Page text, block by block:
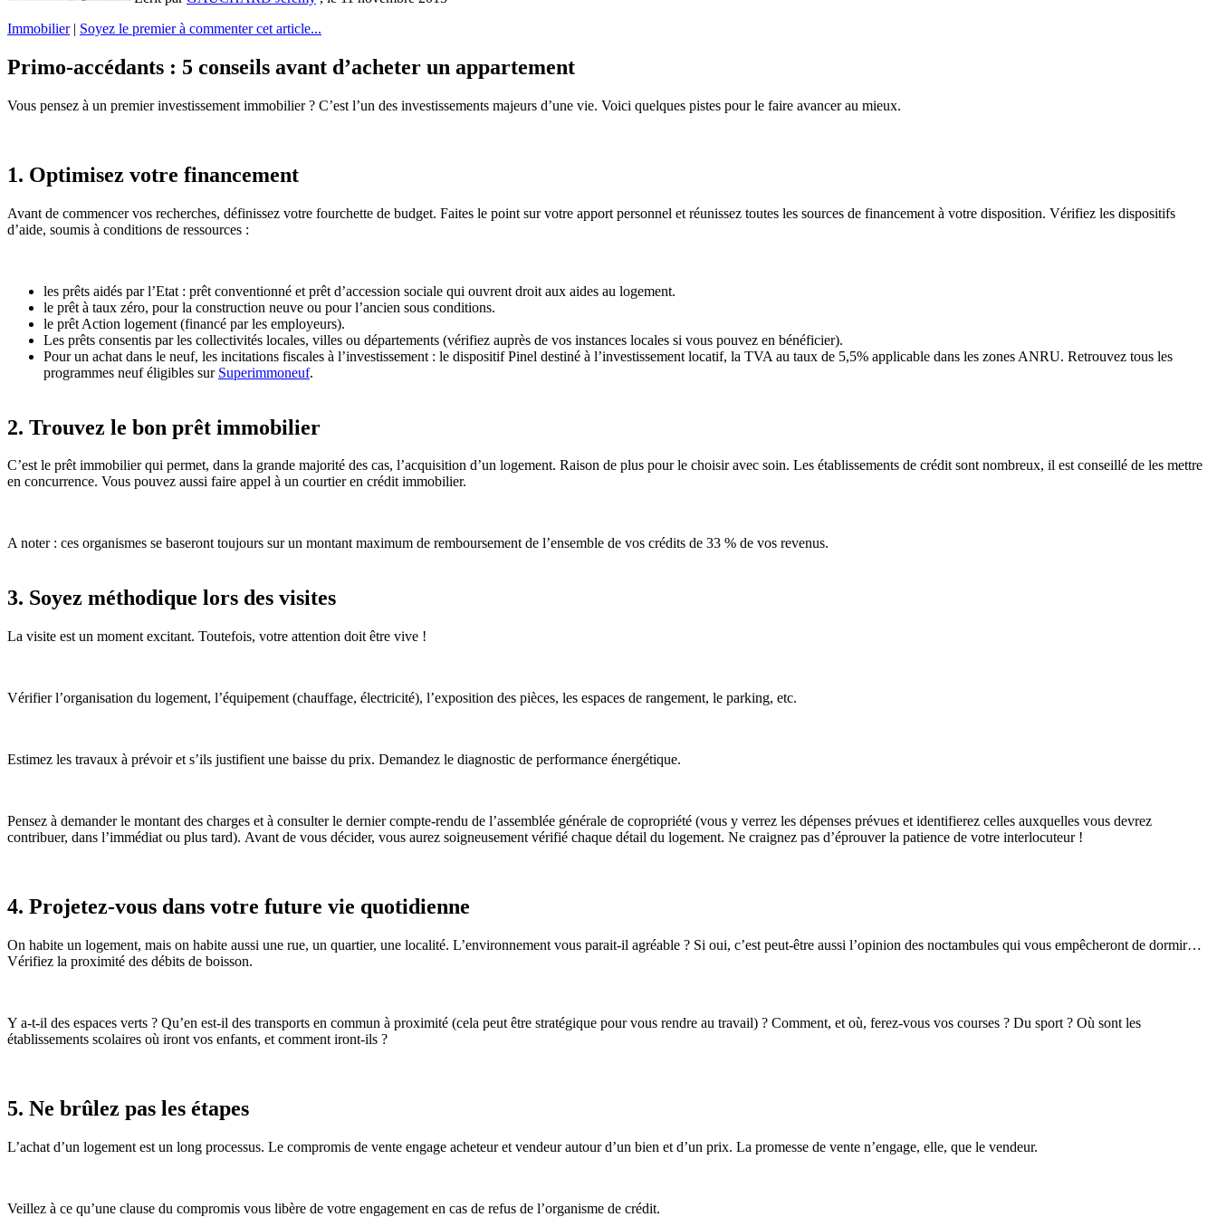
Immobilier| Soyez le premier à commenter cet article...
Primo-accédants : 5 conseils avant d’acheter un appartement
Vous pensez à un premier investissement immobilier ? C’est l’un des investissements majeurs d’une vie. Voici quelques pistes pour le faire avancer au mieux.
1. Optimisez votre financement
Avant de commencer vos recherches, définissez votre fourchette de budget. Faites le point sur votre apport personnel et réunissez toutes les sources de financement à votre disposition. Vérifiez les dispositifs
d’aide, soumis à conditions de ressources :
les prêts aidés par l’Etat : prêt conventionné et prêt d’accession sociale qui ouvrent droit aux aides au logement.
le prêt à taux zéro, pour la construction neuve ou pour l’ancien sous conditions.
le prêt Action logement (financé par les employeurs).
Les prêts consentis par les collectivités locales, villes ou départements (vérifiez auprès de vos instances locales si vous pouvez en bénéficier).
Pour un achat dans le neuf, les incitations fiscales à l’investissement : le dispositif Pinel destiné à l’investissement locatif, la TVA au taux de 5,5% applicable dans les zones ANRU. Retrouvez tous les
programmes neuf éligibles sur Superimmoneuf.
2. Trouvez le bon prêt immobilier
C’est le prêt immobilier qui permet, dans la grande majorité des cas, l’acquisition d’un logement. Raison de plus pour le choisir avec soin. Les établissements de crédit sont nombreux, il est conseillé de les mettre
en concurrence. Vous pouvez aussi faire appel à un courtier en crédit immobilier.
A noter : ces organismes se baseront toujours sur un montant maximum de remboursement de l’ensemble de vos crédits de 33 % de vos revenus.
3. Soyez méthodique lors des visites
La visite est un moment excitant. Toutefois, votre attention doit être vive !
Vérifier l’organisation du logement, l’équipement (chauffage, électricité), l’exposition des pièces, les espaces de rangement, le parking, etc.
Estimez les travaux à prévoir et s’ils justifient une baisse du prix. Demandez le diagnostic de performance énergétique.
Pensez à demander le montant des charges et à consulter le dernier compte-rendu de l’assemblée générale de copropriété (vous y verrez les dépenses prévues et identifierez celles auxquelles vous devrez
contribuer, dans l’immédiat ou plus tard). Avant de vous décider, vous aurez soigneusement vérifié chaque détail du logement. Ne craignez pas d’éprouver la patience de votre interlocuteur !
4. Projetez-vous dans votre future vie quotidienne
On habite un logement, mais on habite aussi une rue, un quartier, une localité. L’environnement vous parait-il agréable ? Si oui, c’est peut-être aussi l’opinion des noctambules qui vous empêcheront de dormir…
Vérifiez la proximité des débits de boisson.
Y a-t-il des espaces verts ? Qu’en est-il des transports en commun à proximité (cela peut être stratégique pour vous rendre au travail) ? Comment, et où, ferez-vous vos courses ? Du sport ? Où sont les
établissements scolaires où iront vos enfants, et comment iront-ils ?
5. Ne brûlez pas les étapes
L’achat d’un logement est un long processus. Le compromis de vente engage acheteur et vendeur autour d’un bien et d’un prix. La promesse de vente n’engage, elle, que le vendeur.
Veillez à ce qu’une clause du compromis vous libère de votre engagement en cas de refus de l’organisme de crédit.